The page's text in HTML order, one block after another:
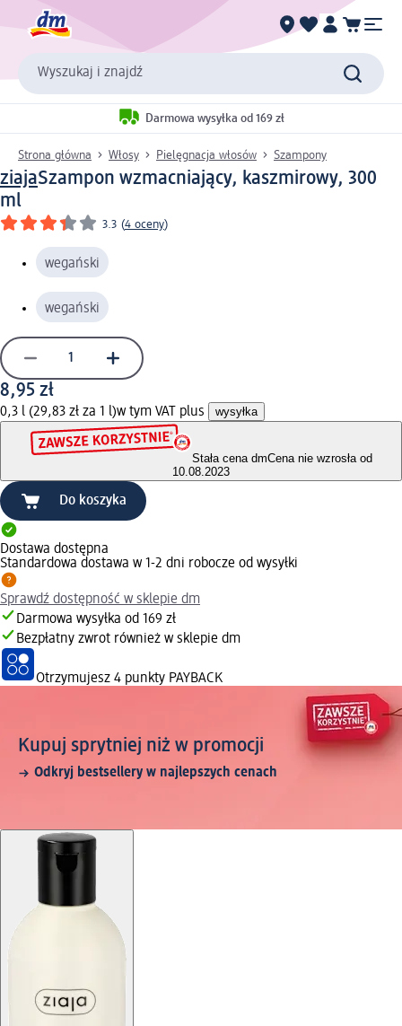
Wyszukaj i znajdź
Darmowa wysyłka od 169 zł
Strona główna Włosy Pielęgnacja włosów Szampony
ziajaSzampon wzmacniający, kaszmirowy, 300
ml
3.3 (4 oceny)
wegański
wegański
8,95 zł
0,3 l (29,83 zł za 1 l)w tym VAT plus wysyłka
Stała cena dmCena nie wzrosła od
10.08.2023
Do koszyka
Dostawa dostępna
Standardowa dostawa w 1-2 dni robocze od wysyłki
Sprawdź dostępność w sklepie dm
Darmowa wysyłka od 169 zł
Bezpłatny zwrot również w sklepie dm
Otrzymujesz 4 punkty PAYBACK
Kupuj sprytniej niż w promocji
Odkryj bestsellery w najlepszych cenach